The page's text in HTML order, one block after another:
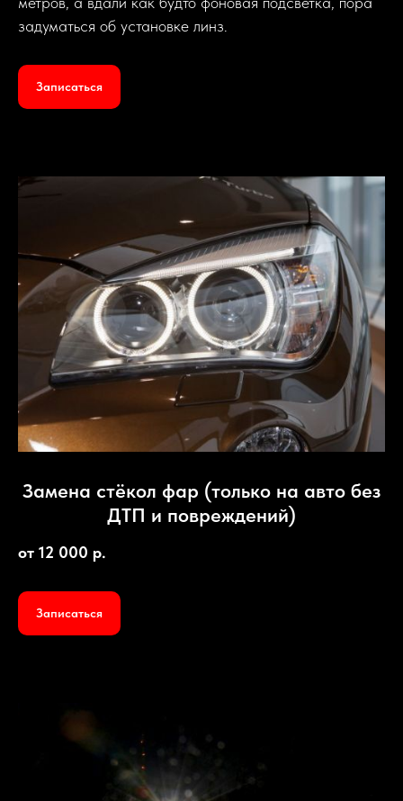
задуматься об установке линз.
Записаться
Замена стёкол фар (только на авто без
ДТП и повреждений)
от 12 000 р.
Записаться